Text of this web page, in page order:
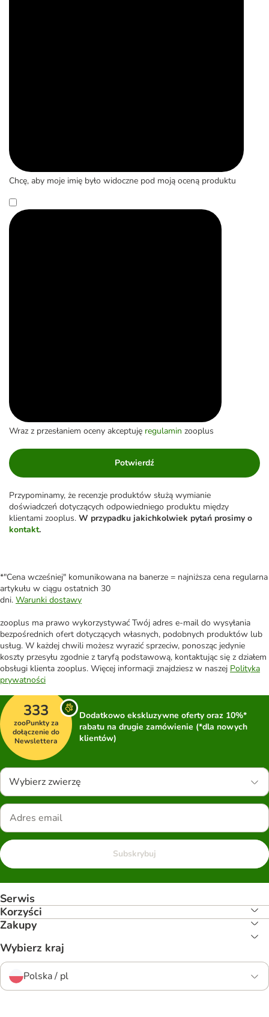
Chcę, aby moje imię było widoczne pod moją oceną produktu
Wraz z przesłaniem oceny akceptuję regulamin zooplus
Potwierdź
Przypominamy, że recenzje produktów służą wymianie
doświadczeń dotyczących odpowiedniego produktu między
klientami zooplus. W przypadku jakichkolwiek pytań prosimy o
kontakt.
*"Cena wcześniej" komunikowana na banerze = najniższa cena regularna
artykułu w ciągu ostatnich 30
dni. Warunki dostawy
zooplus ma prawo wykorzystywać Twój adres e-mail do wysyłania
bezpośrednich ofert dotyczących własnych, podobnych produktów lub
usług. W każdej chwili możesz wyrazić sprzeciw, ponosząc jedynie
koszty przesyłu zgodnie z taryfą podstawową, kontaktując się z działem
obsługi klienta zooplus. Więcej informacji znajdziesz w naszej Polityka
prywatności
333
zooPunkty za
dołączenie do
Newslettera
Dodatkowo ekskluzywne oferty oraz 10%*
rabatu na drugie zamówienie (*dla nowych
klientów)
Wybierz zwierzę
Subskrybuj
Serwis
Korzyści
Zakupy
Wybierz kraj
Polska / pl